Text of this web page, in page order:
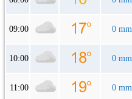
09:00 0 mm
10:00 0 mm
11:00 0 mm